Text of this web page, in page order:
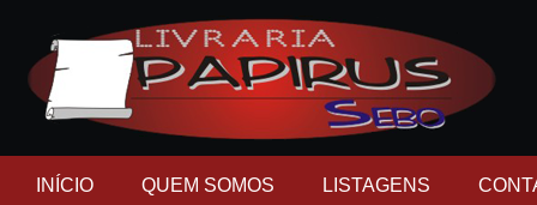
INÍCIO QUEM SOMOS LISTAGENS